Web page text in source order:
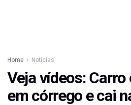
Home Notícias
Veja vídeos: Carro
em córrego e cai